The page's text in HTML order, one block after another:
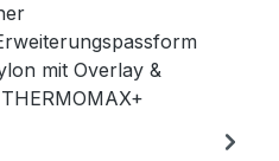
mit Overlay &